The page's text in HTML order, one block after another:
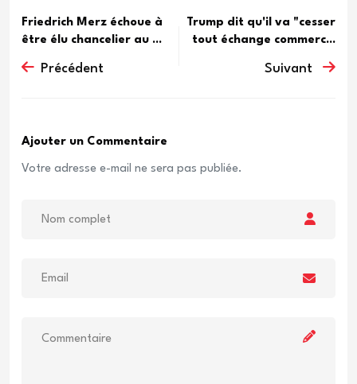
Friedrich Merz échoue à
être élu chancelier au ...
Précédent
Trump dit qu'il va "cesser
tout échange commerc...
Suivant
Ajouter un Commentaire
Votre adresse e-mail ne sera pas publiée.